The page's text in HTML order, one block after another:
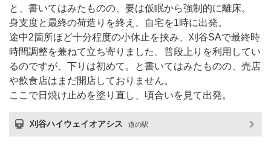
と、書いてはみたものの、要は仮眠から強制的に離床。
身支度と最終の荷造りを終え、自宅を1時に出発。
途中2箇所ほど十分程度の小休止を挟み、刈谷SAで最終時
時間調整を兼ねて立ち寄りました。普段上りを利用してい
るのですが、下りは初めて。と書いてはみたものの、売店
や飲食店はまだ開店しておりません。
ここで日焼け止めを塗り直し、頃合いを見て出発。
刈谷ハイウェイオアシス 道の駅